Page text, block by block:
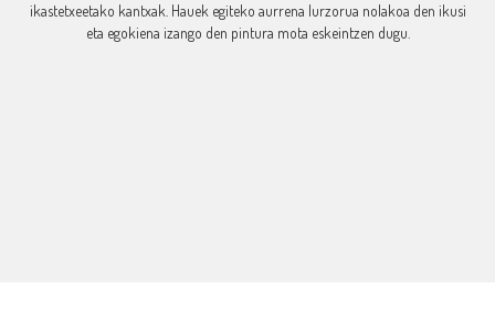
ikastetxeetako kantxak. Hauek egiteko aurrena lurzorua nolakoa den ikusi
eta egokiena izango den pintura mota eskeintzen dugu.